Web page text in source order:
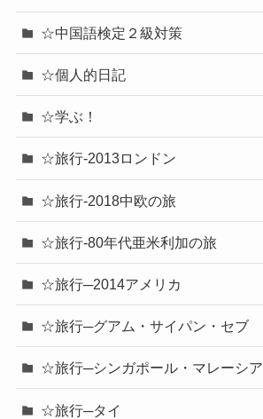
☆中国語検定２級対策
☆個人的日記
☆学ぶ！
☆旅行-2013ロンドン
☆旅行-2018中欧の旅
☆旅行-80年代亜米利加の旅
☆旅行─2014アメリカ
☆旅行─グアム・サイパン・セブ
☆旅行─シンガポール・マレーシア
☆旅行─タイ